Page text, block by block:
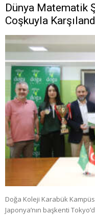
Dünya Matematik
Coşkuyla
Doğa Koleji Karabük
Japonya’nın başkenti